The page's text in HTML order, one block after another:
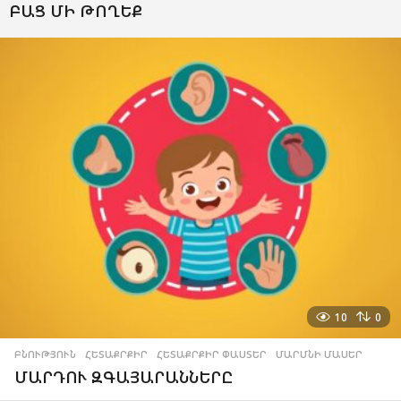
ԲԱՑ ՄԻ ԹՈՂԵՔ
10 0
ԲՆՈՒԹՅՈՒՆ ,ՀԵՏԱՔՐՔԻՐ ,ՀԵՏԱՔՐՔԻՐ ՓԱՍՏԵՐ ,ՄԱՐՄՆԻ ՄԱՍԵՐ
ՄԱՐԴՈՒ ԶԳԱՅԱՐԱՆՆԵՐԸ